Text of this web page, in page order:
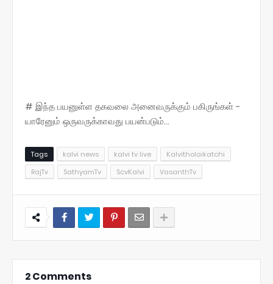
# இந்த பயனுள்ள தகவலை அனைவருக்கும் பகிருங்கள் -
யாரேனும் ஒருவருக்காவது பயன்படும்...
Tags kalvi news kalvi tv live
Kalvitholaikatchi
RajTv
SathyamTv ScvKalvi VasanthTv
2 Comments